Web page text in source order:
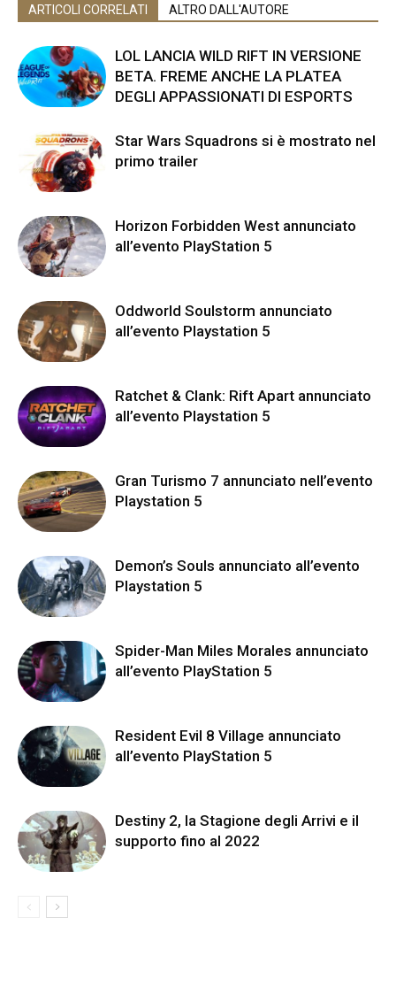
ARTICOLI CORRELATI ALTRO DALL'AUTORE
LOL LANCIA WILD RIFT IN VERSIONE
BETA. FREME ANCHE LA PLATEA
DEGLI APPASSIONATI DI ESPORTS
Star Wars Squadrons si è mostrato nel
primo trailer
Horizon Forbidden West annunciato
all’evento PlayStation 5
Oddworld Soulstorm annunciato
all’evento Playstation 5
Ratchet & Clank: Rift Apart annunciato
all’evento Playstation 5
Gran Turismo 7 annunciato nell’evento
Playstation 5
Demon’s Souls annunciato all’evento
Playstation 5
Spider-Man Miles Morales annunciato
all’evento PlayStation 5
Resident Evil 8 Village annunciato
all’evento PlayStation 5
Destiny 2, la Stagione degli Arrivi e il
supporto fino al 2022